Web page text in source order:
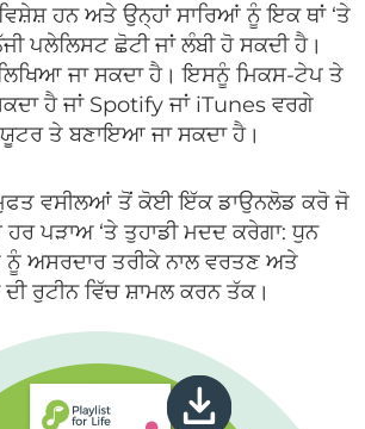
ਹਨ ਅਤੇ ਉਨ੍ਹਾਂ ਸਾਰਿਆਂ ਨੂੰ ਇਕ ਥਾਂ ‘ਤੇ
ਪਲੇਲਿਸਟ ਛੋਟੀ ਜਾਂ ਲੰਬੀ ਹੋ ਸਕਦੀ ਹੈ।
ਜਾ ਸਕਦਾ ਹੈ। ਇਸਨੂੰ ਮਿਕਸ-ਟੇਪ ਤੇ
ਹੈ ਜਾਂ Spotify ਜਾਂ iTunes ਵਰਗੇ
ਤੇ ਬਣਾਇਆ ਜਾ ਸਕਦਾ ਹੈ।
ਮੁਫਤ ਵਸੀਲਆਂ ਤੋਂ ਕੋਈ ਇੱਕ ਡਾਉਨਲੋਡ ਕਰੋ ਜੋ
ਪੜਾਅ ‘ਤੇ ਤੁਹਾਡੀ ਮਦਦ ਕਰੇਗਾ: ਧੁਨ
ਅਸਰਦਾਰ ਤਰੀਕੇ ਨਾਲ ਵਰਤਣ ਅਤੇ
ਰੁਟੀਨ ਵਿੱਚ ਸ਼ਾਮਲ ਕਰਨ ਤੱਕ।